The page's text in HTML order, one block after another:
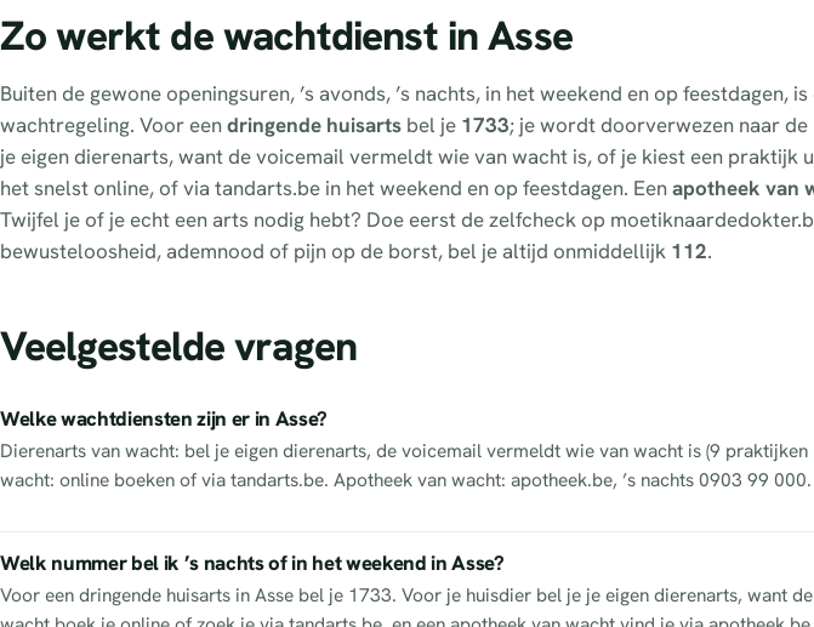
Zo werkt de wachtdienst in Asse
Buiten de gewone openingsuren, ’s avonds, ’s nachts, in het weekend en op feestdagen,
wachtregeling. Voor eendringende huisarts bel je 1733; je wordt doorverwezen naar
je eigen dierenarts, want de voicemail vermeldt wie van wacht is, of je kiest een praktijk
het snelst online, of via tandarts.be in het weekend en op feestdagen. Eenapotheek van
Twijfel je of je echt een arts nodig hebt? Doe eerst de zelfcheck op
bewusteloosheid, ademnood of pijn op de borst, bel je altijd onmiddellijk 112.
Veelgestelde vragen
Welke wachtdiensten zijn er in Asse?
Dierenarts van wacht: bel je eigen dierenarts, de voicemail vermeldt wie van wacht is (9
wacht: online boeken of via tandarts.be. Apotheek van wacht: apotheek.be, ’s nachts 0903 99 000.
Welk nummer bel ik ’s nachts of in het weekend in Asse?
Voor een dringende huisarts in Asse bel je 1733. Voor je huisdier bel je je eigen dierenarts, want